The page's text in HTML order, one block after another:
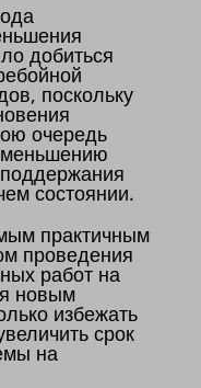
добиться
поскольку
очередь
состоянии.
практичным
проведения
работ на
новым
избежать
срок
на